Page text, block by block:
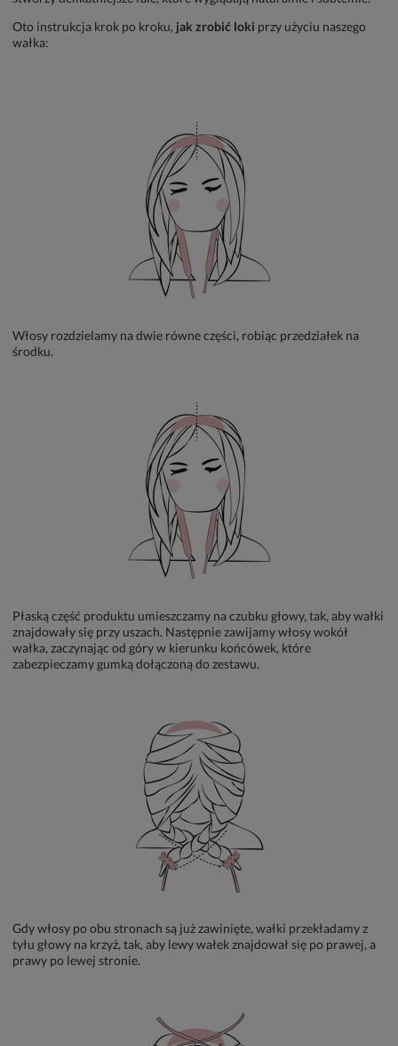
Oto instrukcja krok po kroku, jak zrobić loki przy użyciu naszego
wałka:
Włosy rozdzielamy na dwie równe części, robiąc przedziałek na
środku.
Płaską część produktu umieszczamy na czubku głowy, tak, aby wałki
znajdowały się przy uszach. Następnie zawijamy włosy wokół
wałka, zaczynając od góry w kierunku końcówek, które
zabezpieczamy gumką dołączoną do zestawu.
Gdy włosy po obu stronach są już zawinięte, wałki przekładamy z
tyłu głowy na krzyż, tak, aby lewy wałek znajdował się po prawej, a
prawy po lewej stronie.